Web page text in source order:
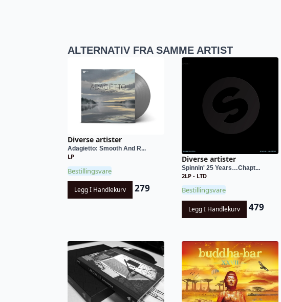
ALTERNATIV FRA SAMME ARTIST
Diverse artister
Adagietto: Smooth And R...
LP
Bestillingsvare
Legg I Handlekurv 279
Diverse artister
Spinnin' 25 Years…Chapt...
2LP - LTD
Bestillingsvare
Legg I Handlekurv 479